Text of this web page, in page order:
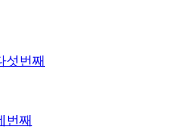
섯번째
번째